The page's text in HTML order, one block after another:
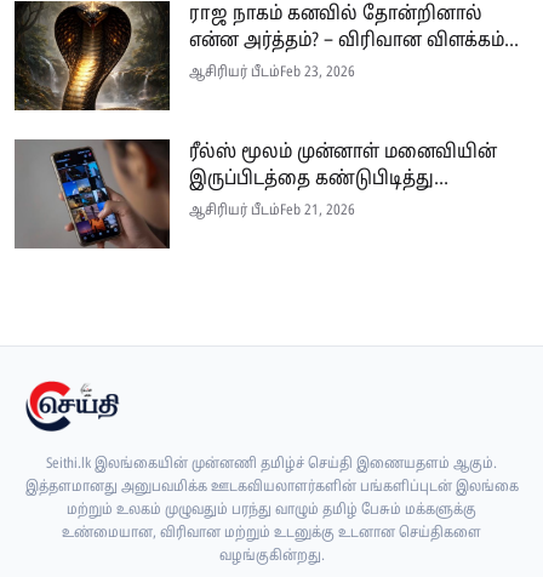
ராஜ நாகம் கனவில் தோன்றினால்
என்ன அர்த்தம்? – விரிவான விளக்கம்...
ஆசிரியர் பீடம்Feb 23, 2026
ரீல்ஸ் மூலம் முன்னாள் மனைவியின்
இருப்பிடத்தை கண்டுபிடித்து...
ஆசிரியர் பீடம்Feb 21, 2026
Seithi.lk இலங்கையின் முன்னணி தமிழ்ச் செய்தி இணையதளம் ஆகும்.
இத்தளமானது அனுபவமிக்க ஊடகவியலாளர்களின் பங்களிப்புடன் இலங்கை
மற்றும் உலகம் முழுவதும் பரந்து வாழும் தமிழ் பேசும் மக்களுக்கு
உண்மையான, விரிவான மற்றும் உடனுக்கு உடனான செய்திகளை
வழங்குகின்றது.